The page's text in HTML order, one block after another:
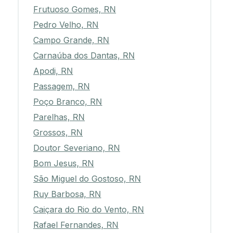
Frutuoso Gomes, RN
Pedro Velho, RN
Campo Grande, RN
Carnaúba dos Dantas, RN
Apodi, RN
Passagem, RN
Poço Branco, RN
Parelhas, RN
Grossos, RN
Doutor Severiano, RN
Bom Jesus, RN
São Miguel do Gostoso, RN
Ruy Barbosa, RN
Caiçara do Rio do Vento, RN
Rafael Fernandes, RN